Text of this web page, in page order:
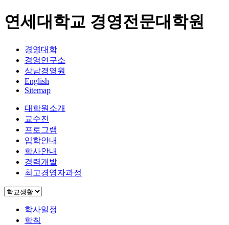
연세대학교 경영전문대학원
경영대학
경영연구소
상남경영원
English
Sitemap
대학원소개
교수진
프로그램
입학안내
학사안내
경력개발
최고경영자과정
학사일정
학칙